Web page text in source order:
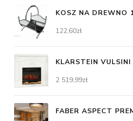
KOSZ NA DREWNO
122,60zł
KLARSTEIN
2 519,99zł
FABER ASPECT